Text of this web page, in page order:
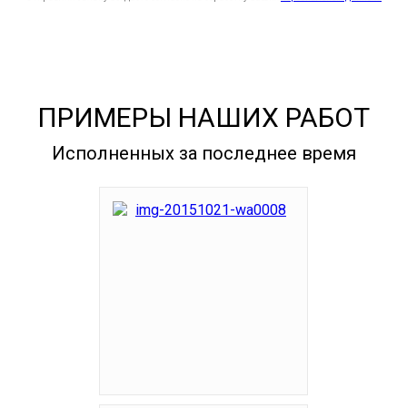
ПРИМЕРЫ НАШИХ РАБОТ
Исполненных за последнее время